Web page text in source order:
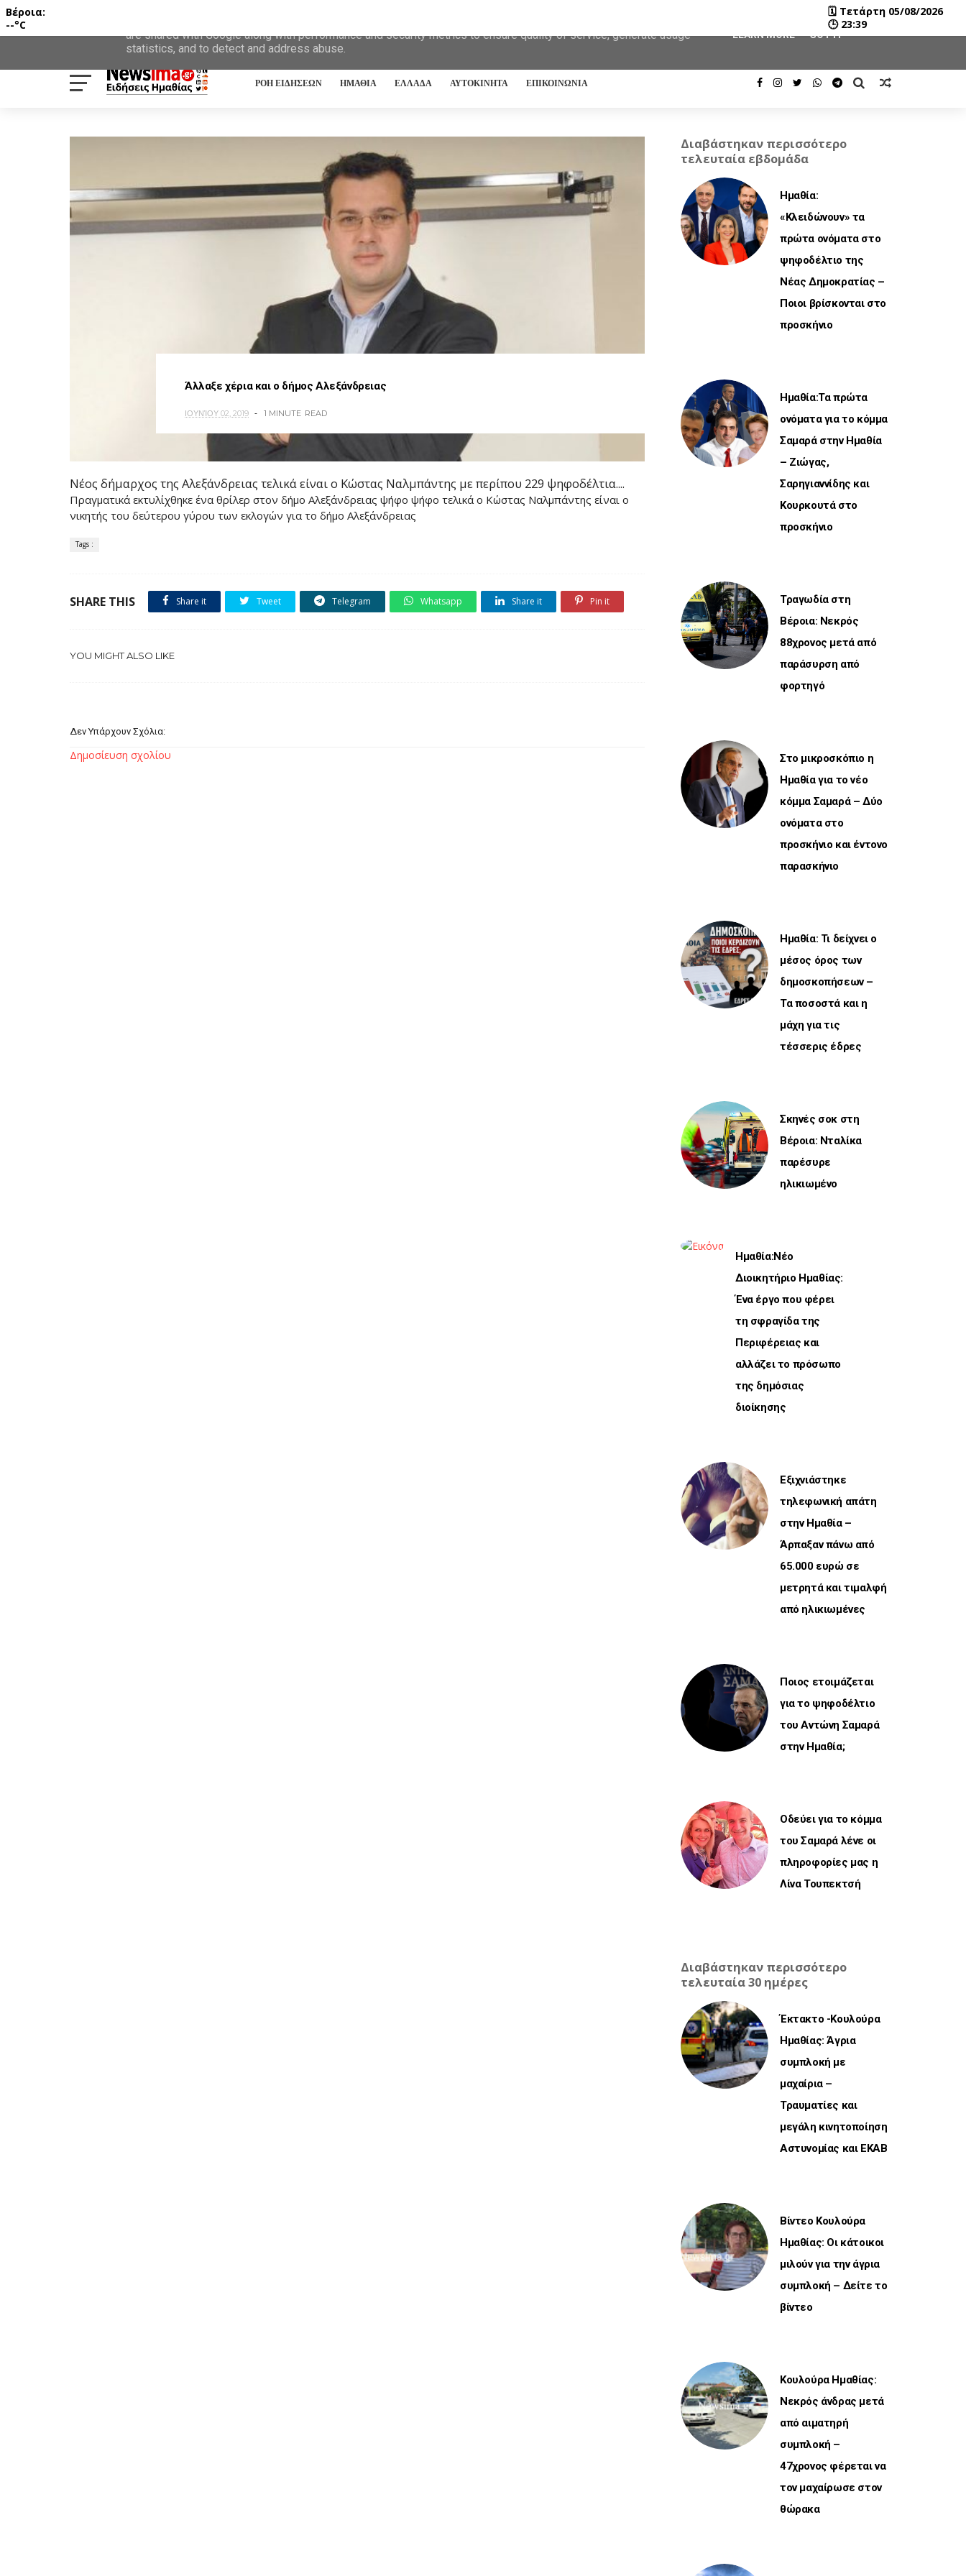
ΡΟΗ ΕΙΔΗΣΕΩΝ ΗΜΑΘΙΑ ΕΛΛΑΔΑ ΑΥΤΟΚΙΝΗΤΑ ΕΠΙΚΟΙΝΩΝΙΑ
Άλλαξε χέρια και ο δήμος Αλεξάνδρειας
ΙΟΥΝΊΟΥ 02, 2019 1 MINUTE READ
Νέος δήμαρχος της Αλεξάνδρειας τελικά είναι ο Κώστας Ναλμπάντης με περίπου 229 ψηφοδέλτια....
Πραγματικά εκτυλίχθηκε ένα θρίλερ στον δήμο Αλεξάνδρειας ψήφο ψήφο τελικά ο Κώστας Ναλμπάντης είναι ο
νικητής του δεύτερου γύρου των εκλογών για το δήμο Αλεξάνδρειας
Tags :
SHARE THIS Share it Tweet Telegram Whatsapp Share it Pin it
YOU MIGHT ALSO LIKE
Δεν Υπάρχουν Σχόλια:
Δημοσίευση σχολίου
Διαβάστηκαν περισσότερο
τελευταία εβδομάδα
Ημαθία:
«Κλειδώνουν» τα
πρώτα ονόματα στο
ψηφοδέλτιο της
Νέας Δημοκρατίας –
Ποιοι βρίσκονται στο
προσκήνιο
Ημαθία:Τα πρώτα
ονόματα για το κόμμα
Σαμαρά στην Ημαθία
– Ζιώγας,
Σαρηγιαννίδης και
Κουρκουτά στο
προσκήνιο
Τραγωδία στη
Βέροια: Νεκρός
88χρονος μετά από
παράσυρση από
φορτηγό
Στο μικροσκόπιο η
Ημαθία για το νέο
κόμμα Σαμαρά – Δύο
ονόματα στο
προσκήνιο και έντονο
παρασκήνιο
Ημαθία: Τι δείχνει ο
μέσος όρος των
δημοσκοπήσεων –
Τα ποσοστά και η
μάχη για τις
τέσσερις έδρες
Σκηνές σοκ στη
Βέροια: Νταλίκα
παρέσυρε
ηλικιωμένο
Ημαθία:Νέο
Διοικητήριο Ημαθίας:
Ένα έργο που φέρει
τη σφραγίδα της
Περιφέρειας και
αλλάζει το πρόσωπο
της δημόσιας
διοίκησης
Εξιχνιάστηκε
τηλεφωνική απάτη
στην Ημαθία –
Άρπαξαν πάνω από
65.000 ευρώ σε
μετρητά και τιμαλφή
από ηλικιωμένες
Ποιος ετοιμάζεται
για το ψηφοδέλτιο
του Αντώνη Σαμαρά
στην Ημαθία;
Οδεύει για το κόμμα
του Σαμαρά λένε οι
πληροφορίες μας η
Λίνα Τουπεκτσή
Διαβάστηκαν περισσότερο
τελευταία 30 ημέρες
Έκτακτο -Κουλούρα
Ημαθίας: Άγρια
συμπλοκή με
μαχαίρια –
Τραυματίες και
μεγάλη κινητοποίηση
Αστυνομίας και ΕΚΑΒ
Βίντεο Κουλούρα
Ημαθίας: Οι κάτοικοι
μιλούν για την άγρια
συμπλοκή – Δείτε το
βίντεο
Κουλούρα Ημαθίας:
Νεκρός άνδρας μετά
από αιματηρή
συμπλοκή –
47χρονος φέρεται να
τον μαχαίρωσε στον
θώρακα
Βέροια:
--°C
🗓 Τετάρτη 05/08/2026
🕒 23:39
are shared with Google along with performance and security metrics to ensure quality of service, generate usage
statistics, and to detect and address abuse.
LEARN MORE GOT IT